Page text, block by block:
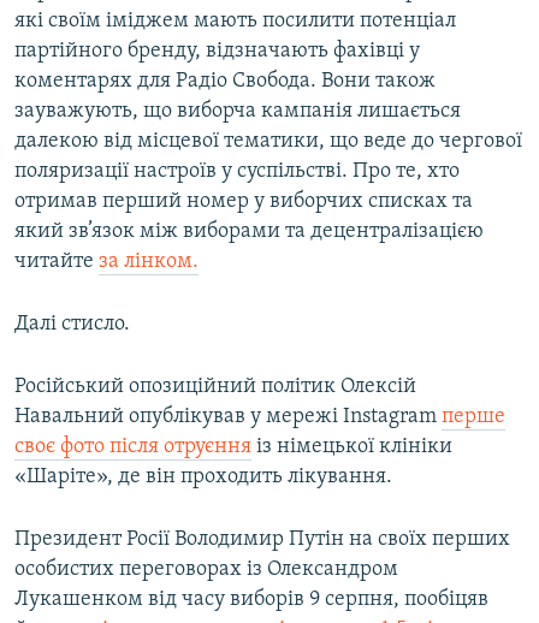
які своїм іміджем мають посилити потенціал
партійного бренду, відзначають фахівці у
коментарях для Радіо Свобода. Вони також
зауважують, що виборча кампанія лишається
далекою від місцевої тематики, що веде до чергової
поляризації настроїв у суспільстві. Про те, хто
отримав перший номер у виборчих списках та
який зв’язок між виборами та децентралізацією
читайте за лінком.
Далі стисло.
Російський опозиційний політик Олексій
Навальний опублікував у мережі Instagram перше
своє фото після отруєння із німецької клініки
«Шаріте», де він проходить лікування.
Президент Росії Володимир Путін на своїх перших
особистих переговорах із Олександром
Лукашенком від часу виборів 9 серпня, пообіцяв